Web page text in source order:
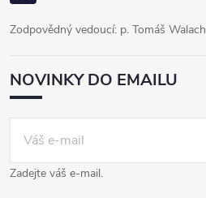
Zodpovědný vedoucí: p. Tomáš Walach
NOVINKY DO EMAILU
Zadejte váš e-mail.